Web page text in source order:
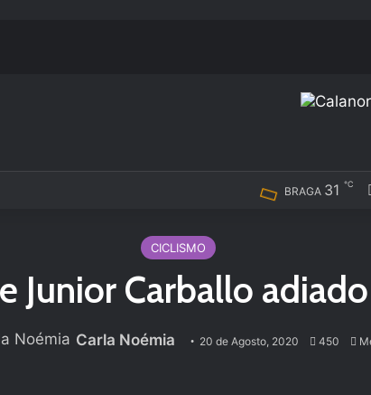
BRAGA 31 ℃
CICLISMO
Junior Carballo
Carla Noémia 20 de Agosto, 2020 450